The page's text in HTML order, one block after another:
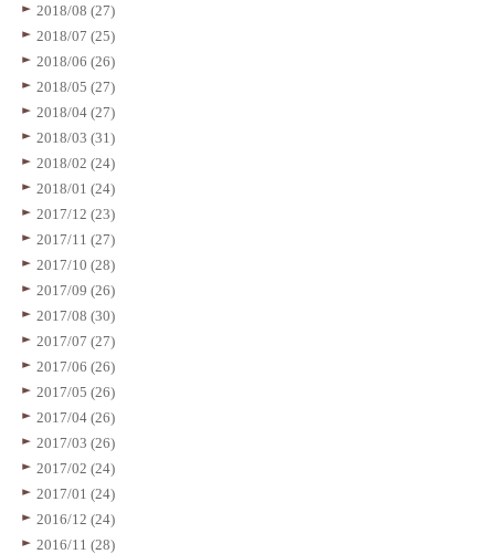
2018/08 (27)
2018/07 (25)
2018/06 (26)
2018/05 (27)
2018/04 (27)
2018/03 (31)
2018/02 (24)
2018/01 (24)
2017/12 (23)
2017/11 (27)
2017/10 (28)
2017/09 (26)
2017/08 (30)
2017/07 (27)
2017/06 (26)
2017/05 (26)
2017/04 (26)
2017/03 (26)
2017/02 (24)
2017/01 (24)
2016/12 (24)
2016/11 (28)